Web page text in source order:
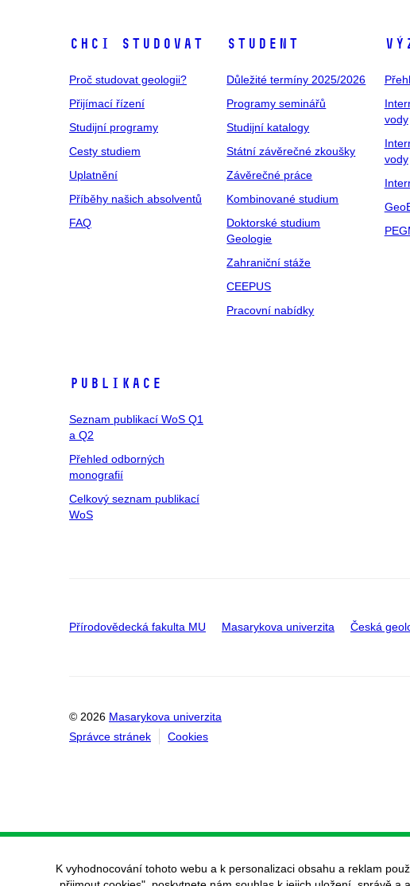
Chci studovat
Proč studovat geologii?
Přijímací řízení
Studijní programy
Cesty studiem
Uplatnění
Příběhy našich absolventů
FAQ
Student
Důležité termíny 2025/2026
Programy seminářů
Studijní katalogy
Státní závěrečné zkoušky
Závěrečné práce
Kombinované studium
Doktorské studium
Geologie
Zahraniční stáže
CEEPUS
Pracovní nabídky
vody
vody
Publikace
Seznam publikací WoS Q1
a Q2
Přehled odborných
monografií
Celkový seznam publikací
WoS
Přírodovědecká fakulta MU Masarykova univerzita Česká
© 2026 Masarykova univerzita
Správce stránek
Cookies
K vyhodnocování tohoto webu a k personalizaci obsahu a reklam